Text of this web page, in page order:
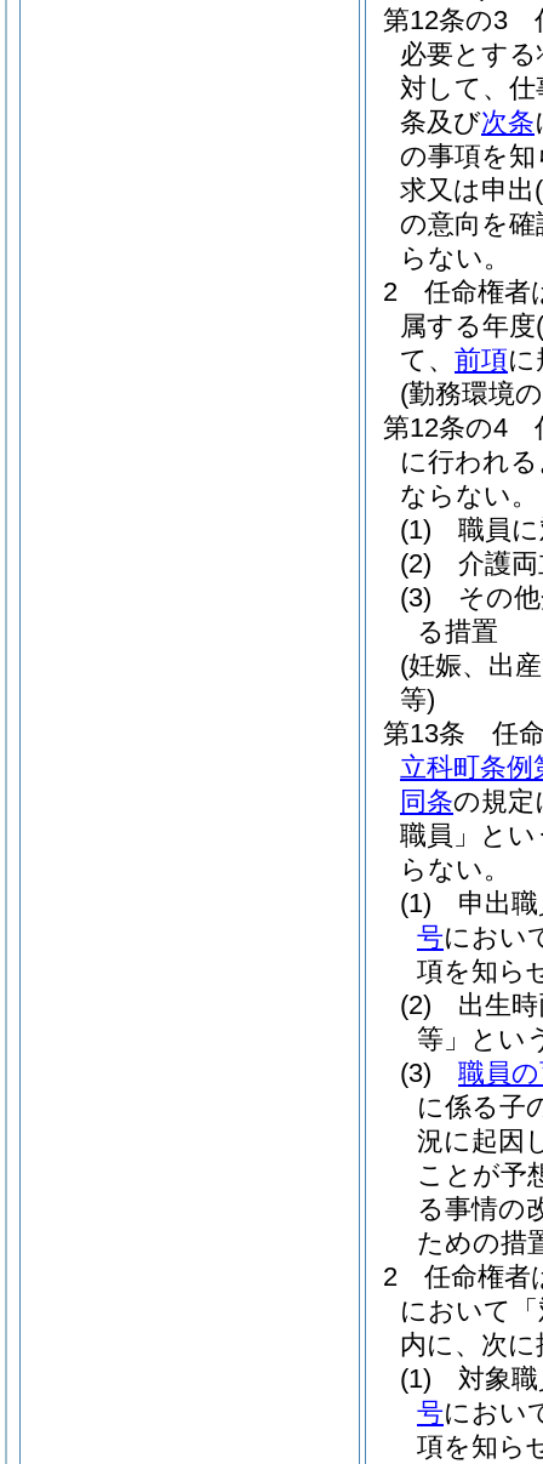
第12条の3
必要とす
対して、
条及び次条
の事項を
求又は申出(
の意向を
らない。
2
任命権者
属する年度
て、 前項
(勤務環境
第12条の4
に行われ
ならない。
(1)
職員
(2)
介護
(3)
その
る措置
(妊娠、出
等)
第13条
任
立科町条例
同条の規定
職員」とい
らない。
(1)
申出
号におい
項を知ら
(2)
出生
等」とい
(3)
職員
に係る子
況に起因
ことが予
る事情の
ための措
2
任命権者
において
内に、次
(1)
対象
号におい
項を知ら